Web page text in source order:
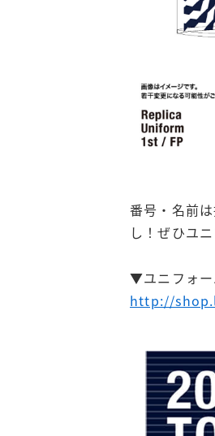
番号・名前
し！ぜひユ
▼ユニフォー
http://